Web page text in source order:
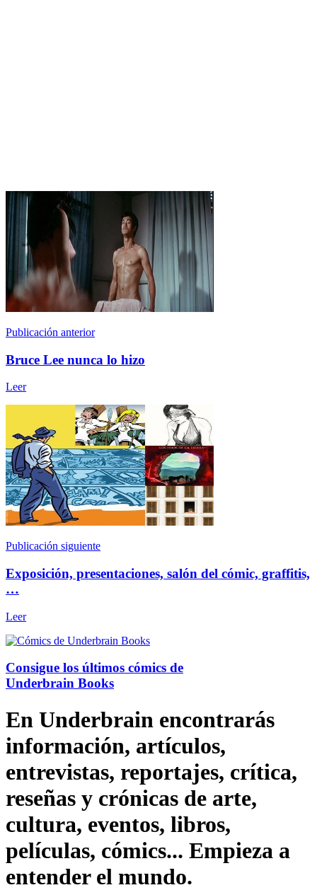
Publicación anterior
Bruce Lee nunca lo hizo
Leer
Publicación siguiente
Exposición, presentaciones, salón del cómic, graffitis,
…
Leer
Consigue los últimos cómics de
Underbrain Books
En Underbrain encontrarás
información, artículos,
entrevistas, reportajes, crítica,
reseñas y crónicas de arte,
cultura, eventos, libros,
películas, cómics... Empieza a
entender el mundo.